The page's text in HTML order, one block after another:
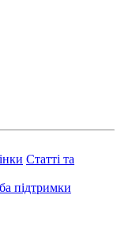
Статті та
підтримки